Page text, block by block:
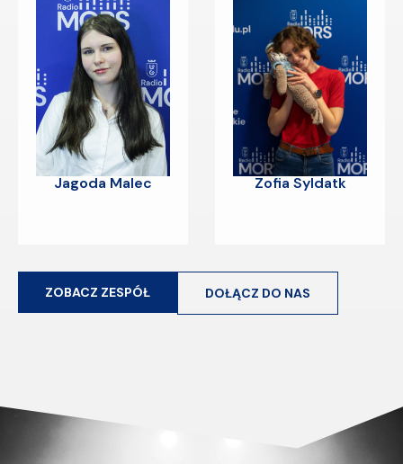
Jagoda Malec Zofia Syldatk
ZOBACZ ZESPÓŁ DOŁĄCZ DO NAS